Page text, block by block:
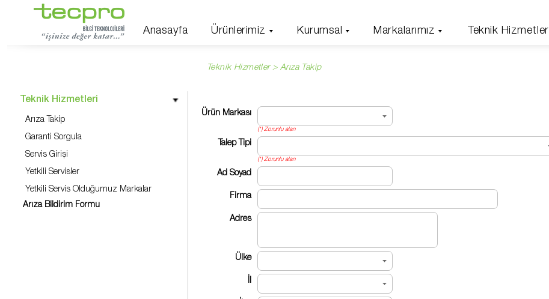
Anasayfa Ürünlerimiz Kurumsal Markalarımız Teknik Hizmetler
Teknik Hizmetler > Arıza Takip
Teknik Hizmetleri
Arıza Takip
Garanti Sorgula
Servis Girişi
Yetkili Servisler
Yetkili Servis Olduğumuz Markalar
Arıza Bildirim Formu
Ürün Markası
(*) Zorunlu alan
Talep Tipi
(*) Zorunlu alan
Ad Soyad
Firma
Adres
Ülke
İl